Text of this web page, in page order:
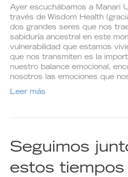
Ayer escuchábamos a Manari
través de Wisdom Health
dos grandes seres que nos
sabiduría ancestral en este
vulnerabilidad que estamos
que nos transmiten es la
nuestro balance emocional,
nosotros las emociones que
Leer más
Seguimos
estos tiempos